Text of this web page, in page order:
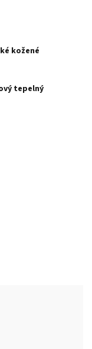
kožené
tepelný